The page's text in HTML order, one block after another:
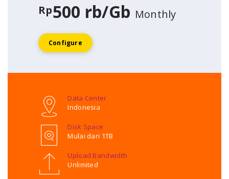
Rp500 rb/Gb Monthly
Configure
Data Center
Indonesia
Disk Space
Mulai dari 1TB
Upload Bandwidth
Unlimited